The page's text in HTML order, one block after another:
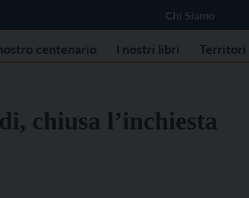
Chi Siamo
centenario I nostri libri Territori
chiusa l’inchiesta